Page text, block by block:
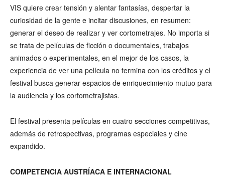
VIS quiere crear tensión y alentar fantasías, despertar la
curiosidad de la gente e incitar discusiones, en resumen:
generar el deseo de realizar y ver cortometrajes. No importa si
se trata de películas de ficción o documentales, trabajos
animados o experimentales, en el mejor de los casos, la
experiencia de ver una película no termina con los créditos y el
festival busca generar espacios de enriquecimiento mutuo para
la audiencia y los cortometrajistas.
El festival presenta películas en cuatro secciones competitivas,
además de retrospectivas, programas especiales y cine
expandido.
COMPETENCIA AUSTRÍACA E INTERNACIONAL